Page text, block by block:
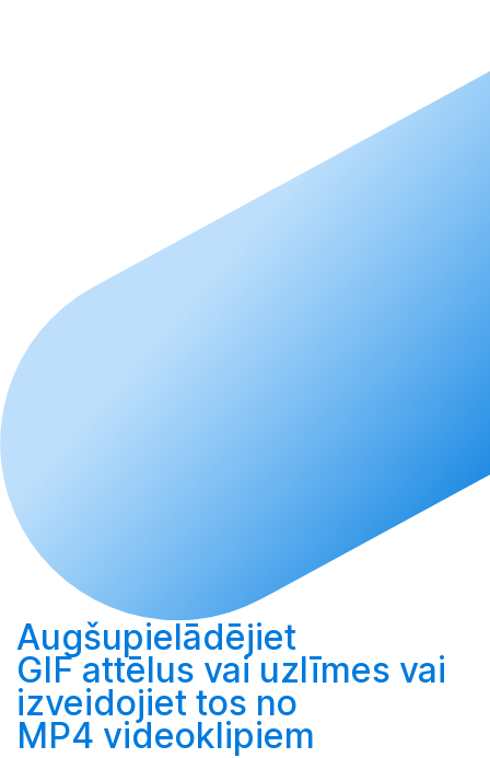
Augšupielādējiet
GIF attēlus vai uzlīmes vai
izveidojiet tos no
MP4 videoklipiem